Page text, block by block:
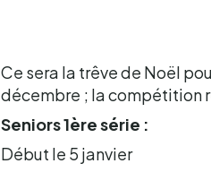
Ce sera la trêve de Noël
décembre ; la compétition
Seniors 1ère série :
Début le 5 janvier